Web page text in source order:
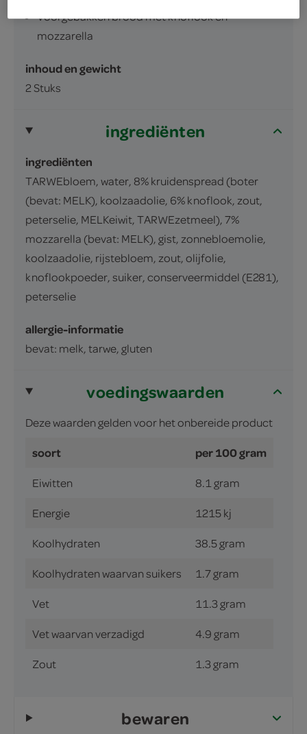
Voorgebakken brood met knoflook en
mozzarella
inhoud en gewicht
2 Stuks
ingrediënten
ingrediënten
TARWEbloem, water, 8% kruidenspread (boter
(bevat: MELK), koolzaadolie, 6% knoflook, zout,
peterselie, MELKeiwit, TARWEzetmeel), 7%
mozzarella (bevat: MELK), gist, zonnebloemolie,
koolzaadolie, rijstebloem, zout, olijfolie,
knoflookpoeder, suiker, conserveermiddel (E281),
peterselie
allergie-informatie
bevat: melk, tarwe, gluten
voedingswaarden
Deze waarden gelden voor het onbereide product
soort per 100 gram
Eiwitten 8.1 gram
Energie 1215 kj
Koolhydraten 38.5 gram
Koolhydraten waarvan suikers 1.7 gram
Vet 11.3 gram
Vet waarvan verzadigd 4.9 gram
Zout 1.3 gram
bewaren